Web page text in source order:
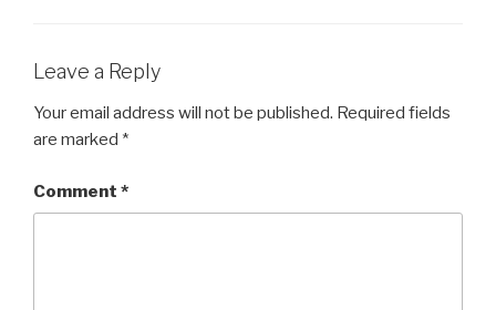
Leave a Reply
Your email address will not be published. Required fields
are marked *
Comment *